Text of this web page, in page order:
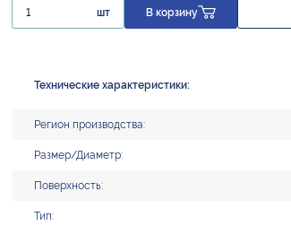
шт В корзину
Технические характеристики:
Регион производства:
Размер/Диаметр:
Поверхность:
Тип: